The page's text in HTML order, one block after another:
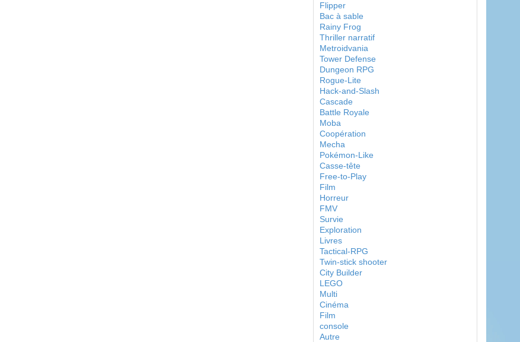
Flipper
Bac à sable
Rainy Frog
Thriller narratif
Metroidvania
Tower Defense
Dungeon RPG
Rogue-Lite
Hack-and-Slash
Cascade
Battle Royale
Moba
Coopération
Mecha
Pokémon-Like
Casse-tête
Free-to-Play
Film
Horreur
FMV
Survie
Exploration
Livres
Tactical-RPG
Twin-stick shooter
City Builder
LEGO
Multi
Cinéma
Film
console
Autre